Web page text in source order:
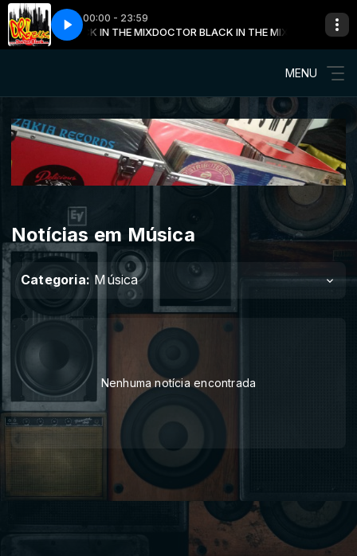
00:00 - 23:59
BLACK IN THE MIXDOCTOR BLACK IN THE MIX com DOCTOR
[Versão Lp] BROWNSTONE - GRAPEVINE [Versão Lp]
MENU
Notícias em Música
Categoria: Música
Nenhuma notícia encontrada